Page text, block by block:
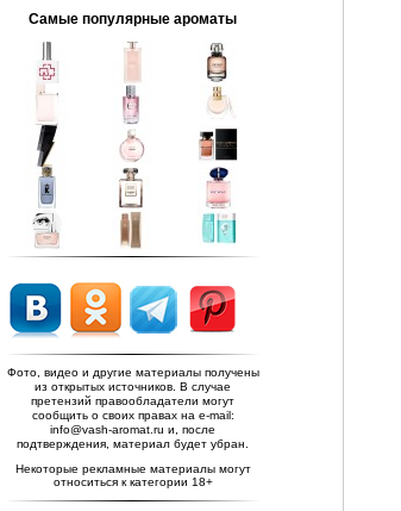
Самые популярные ароматы
Фото, видео и другие материалы получены
из открытых источников. В случае
претензий правообладатели могут
сообщить о своих правах на e-mail:
info@vash-aromat.ru и, после
подтверждения, материал будет убран.
Некоторые рекламные материалы могут
относиться к категории 18+